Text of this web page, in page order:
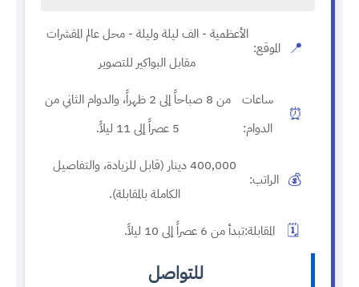
📍 الموقع:
الأعظمية - الف ليلة وليلة - محل عالم المقشرات
مقابل البواكير للتصوير
⏰
ساعات
الدوام:
من 8 صباحاً إلى 2 ظهراً، والدوام الثاني من
5 عصراً إلى 11 ليلاً.
💰 الراتب:
400,000 دينار (قابل للزيادة، والتفاصيل
الكاملة بالمقابلة).
🗓️ المقابلة:تبدأ من 6 عصراً إلى 10 ليلاً.
للتواصل